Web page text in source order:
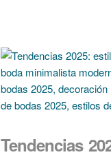
Tendencias